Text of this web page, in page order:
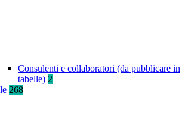
Consulenti e collaboratori (da pubblicare in
tabelle) 2
268